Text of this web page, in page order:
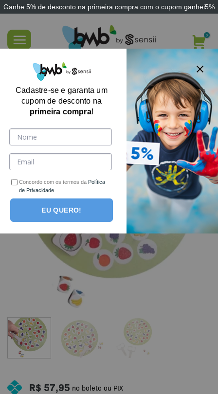
Ganhe 5% de desconto na primeira compra com o cupom ganhei5%
content
Salada de Frutas – Estimule Percepção
Visual e Concentração
R$ 57,95 no boleto ou PIX
Cadastre-se e garanta um
cupom de desconto na
primeira compra!
Concordo com os termos da Política
de Privacidade
EU QUERO!